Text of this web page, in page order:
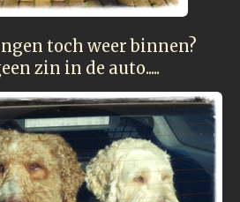
toch weer binnen?
zin in de auto.....